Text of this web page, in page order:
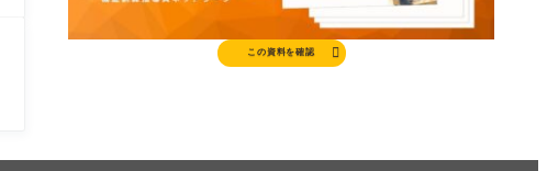
この資料を確認 